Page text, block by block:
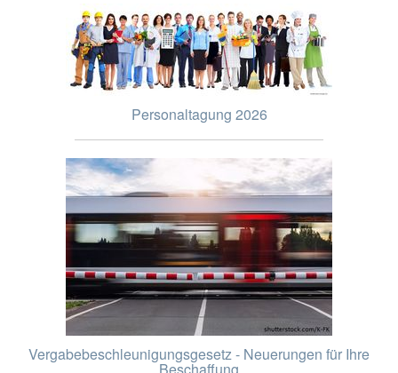
Personaltagung 2026
Vergabebeschleunigungsgesetz - Neuerungen für Ihre